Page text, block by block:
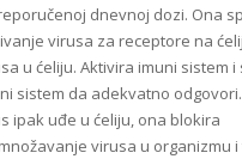
dnevnoj dozi. Ona
virusa za receptore na
u ćeliju. Aktivira imuni sistem i
sistem da adekvatno
ipak uđe u ćeliju, ona blokira
virusa u organizmu i